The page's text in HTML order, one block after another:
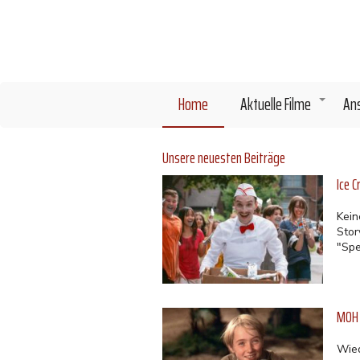
Home +
Aktuelle Filme
Unsere neuesten Beiträge
Ice